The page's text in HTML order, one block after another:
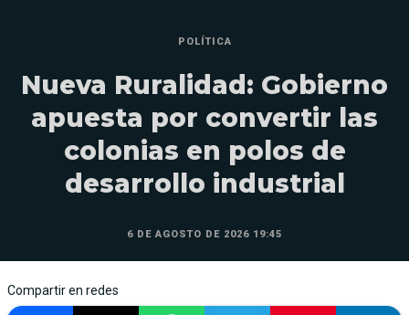
POLÍTICA
Nueva Ruralidad: Gobierno
apuesta por convertir las
colonias en polos de
desarrollo industrial
6 DE AGOSTO DE 2026 19:45
Compartir en redes